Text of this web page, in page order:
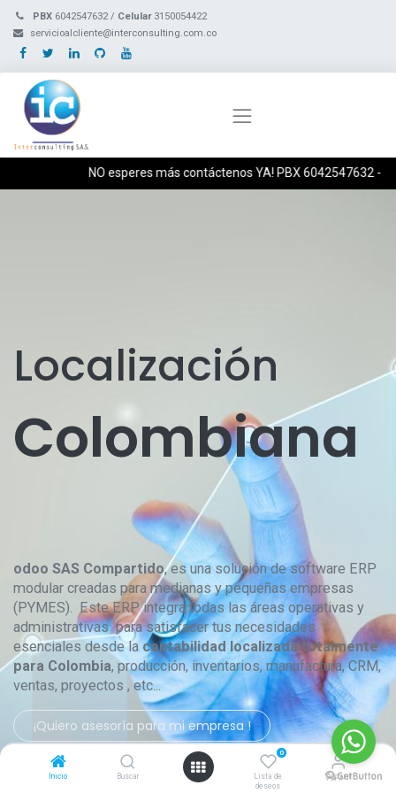
Inicio Buscar
0
Lista de
deseos
Account
PBX 6042547632 / Celular3150054422
servicioalcliente@interconsulting.com.co
NO esperes más contáctenos YA! PBX 6042547632 -
Localización
Colombiana
odoo SAS Compartido, es una solución de software ERP
modular creadas para medianas y pequeñas empresas
(PYMES). Este ERP integra todas las áreas operativas y
administrativas para satisfacer tus necesidades
esenciales desde la contabilidad localizada totalmente
para Colombia, producción, inventarios, manufactura, CRM,
ventas, proyectos , etc...
¡Quiero asesoría para mi empresa !